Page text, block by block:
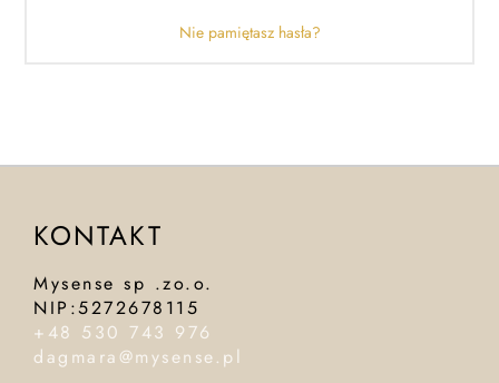
Nie pamiętasz hasła?
KONTAKT
Mysense sp .zo.o.
NIP:5272678115
+48 530 743 976
dagmara@mysense.pl